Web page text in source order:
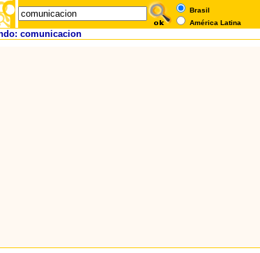
Brasil
América Latina
comunicacion